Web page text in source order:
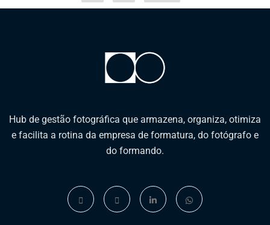
Hub de gestão fotográfica que armazena, organiza, otimiza
e facilita a rotina da empresa de formatura, do fotógrafo e
do formando.